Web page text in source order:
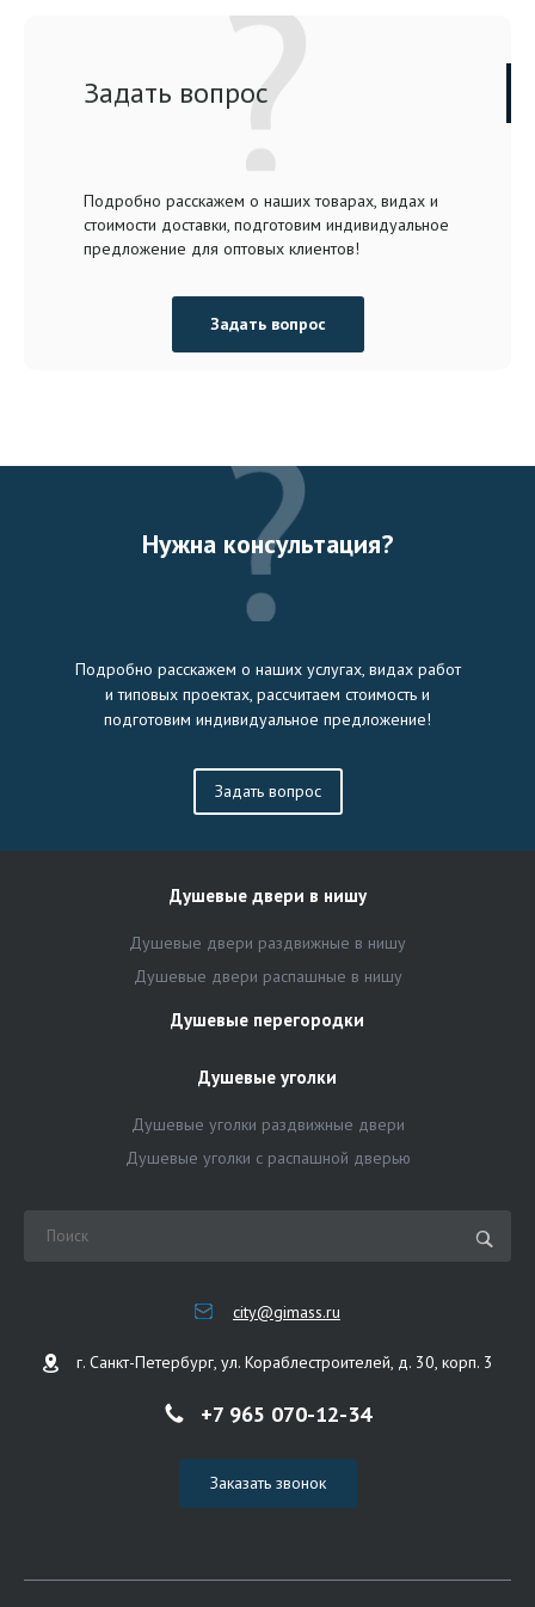
Задать вопрос
Подробно расскажем о наших товарах, видах и
стоимости доставки, подготовим индивидуальное
предложение для оптовых клиентов!
Задать вопрос
Нужна консультация?
Подробно расскажем о наших услугах, видах работ
и типовых проектах, рассчитаем стоимость и
подготовим индивидуальное предложение!
Задать вопрос
Душевые двери в нишу
Душевые двери раздвижные в нишу
Душевые двери распашные в нишу
Душевые перегородки
Душевые уголки
Душевые уголки раздвижные двери
Душевые уголки с распашной дверью
city@gimass.ru
г. Санкт-Петербург, ул. Кораблестроителей, д. 30, корп. 3
+7 965 070-12-34
Заказать звонок